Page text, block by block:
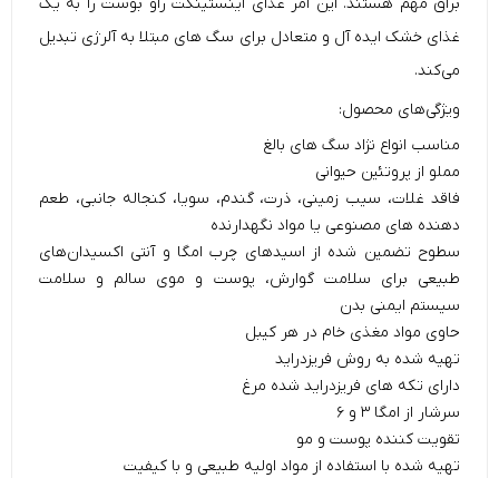
غذای خشک ایده آل و متعادل برای سگ های مبتلا به آلرژی تبدیل
می‌کند.
ویژگی‌های محصول:
مناسب انواع نژاد سگ های بالغ
مملو از پروتئین حیوانی
فاقد غلات، سیب زمینی، ذرت، گندم، سویا، کنجاله جانبی، طعم
دهنده های مصنوعی یا مواد نگهدارنده
سطوح تضمین شده از اسید‌های چرب امگا و آنتی اکسیدان‌های
طبیعی برای سلامت گوارش، پوست و موی سالم و سلامت
سیستم ایمنی بدن
حاوی مواد مغذی خام در هر کیبل
تهیه شده به روش فریزدراید
دارای تکه های فریزدراید شده مرغ
سرشار از امگا ۳ و ۶
تقویت کننده پوست و مو
تهیه شده با استفاده از مواد اولیه طبیعی و با کیفیت